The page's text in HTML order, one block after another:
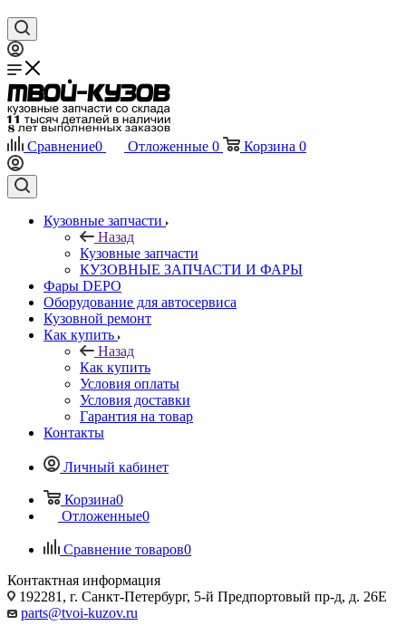
Сравнение0 Отложенные 0 Корзина 0
Кузовные запчасти
Назад
Кузовные запчасти
КУЗОВНЫЕ ЗАПЧАСТИ И ФАРЫ
Фары DEPO
Оборудование для автосервиса
Кузовной ремонт
Как купить
Назад
Как купить
Условия оплаты
Условия доставки
Гарантия на товар
Контакты
Личный кабинет
Корзина0
Отложенные0
Сравнение товаров0
Контактная информация
192281, г. Санкт-Петербург, 5-й Предпортовый пр-д, д. 26Е
parts@tvoi-kuzov.ru